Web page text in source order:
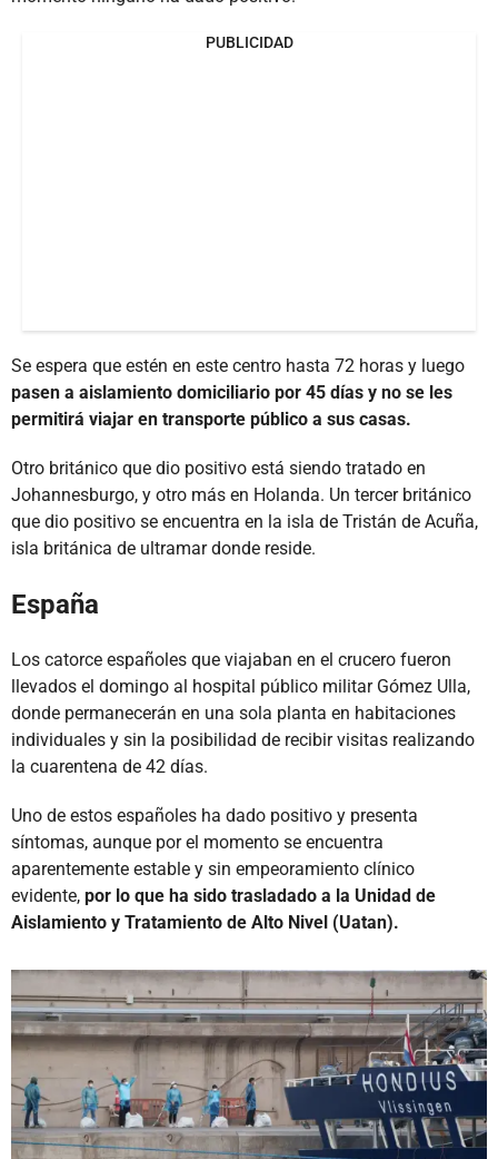
PUBLICIDAD
Se espera que estén en este centro hasta 72 horas y luego
pasen a aislamiento domiciliario por 45 días y no se les
permitirá viajar en transporte público a sus casas.
Otro británico que dio positivo está siendo tratado en
Johannesburgo, y otro más en Holanda. Un tercer británico
que dio positivo se encuentra en la isla de Tristán de Acuña,
isla británica de ultramar donde reside.
España
Los catorce españoles que viajaban en el crucero fueron
llevados el domingo al hospital público militar Gómez Ulla,
donde permanecerán en una sola planta en habitaciones
individuales y sin la posibilidad de recibir visitas realizando
la cuarentena de 42 días.
Uno de estos españoles ha dado positivo y presenta
síntomas, aunque por el momento se encuentra
aparentemente estable y sin empeoramiento clínico
evidente, por lo que ha sido trasladado a la Unidad de
Aislamiento y Tratamiento de Alto Nivel (Uatan).